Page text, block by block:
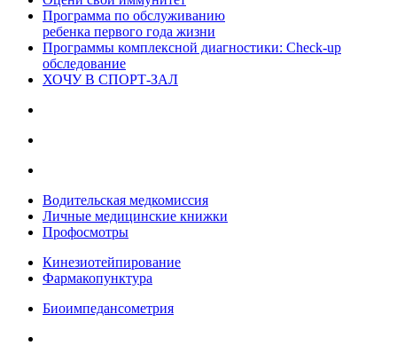
Программа по обслуживанию
ребенка первого года жизни
Программы комплексной диагностики: Check-up
обследование
ХОЧУ В CПОРТ-ЗАЛ
Водительская медкомиссия
Личные медицинские книжки
Профосмотры
Кинезиотейпирование
Фармакопунктура
Биоимпедансометрия